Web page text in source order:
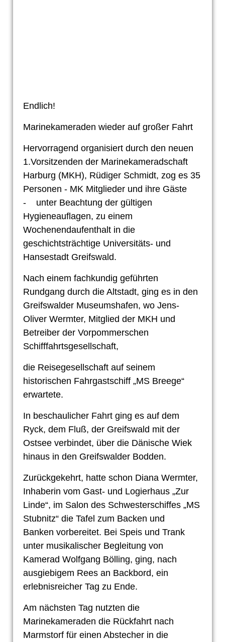
Endlich!
Marinekameraden wieder auf großer Fahrt
Hervorragend organisiert durch den neuen
1.Vorsitzenden der Marinekameradschaft
Harburg (MKH), Rüdiger Schmidt, zog es 35
Personen - MK Mitglieder und ihre Gäste
- unter Beachtung der gültigen
Hygieneauflagen, zu einem
Wochenendaufenthalt in die
geschichtsträchtige Universitäts- und
Hansestadt Greifswald.
Nach einem fachkundig geführten
Rundgang durch die Altstadt, ging es in den
Greifswalder Museumshafen, wo Jens-
Oliver Wermter, Mitglied der MKH und
Betreiber der Vorpommerschen
Schifffahrtsgesellschaft,
die Reisegesellschaft auf seinem
historischen Fahrgastschiff „MS Breege“
erwartete.
In beschaulicher Fahrt ging es auf dem
Ryck, dem Fluß, der Greifswald mit der
Ostsee verbindet, über die Dänische Wiek
hinaus in den Greifswalder Bodden.
Zurückgekehrt, hatte schon Diana Wermter,
Inhaberin vom Gast- und Logierhaus „Zur
Linde“, im Salon des Schwesterschiffes „MS
Stubnitz“ die Tafel zum Backen und
Banken vorbereitet. Bei Speis und Trank
unter musikalischer Begleitung von
Kamerad Wolfgang Bölling, ging, nach
ausgiebigem Rees an Backbord, ein
erlebnisreicher Tag zu Ende.
Am nächsten Tag nutzten die
Marinekameraden die Rückfahrt nach
Marmstorf für einen Abstecher in die